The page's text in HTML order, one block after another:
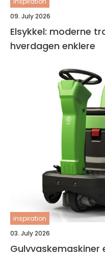
09. July 2026
Elsykkel: moderne
hverdagen enklere
inspiration
03. July 2026
Gulvvaskemaskiner effektivt renhold på